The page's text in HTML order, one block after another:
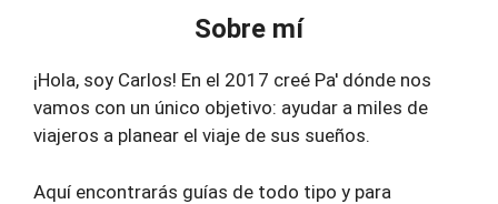
Sobre mí
¡Hola, soy Carlos! En el 2017 creé Pa' dónde nos
vamos con un único objetivo: ayudar a miles de
viajeros a planear el viaje de sus sueños.
Aquí encontrarás guías de todo tipo y para